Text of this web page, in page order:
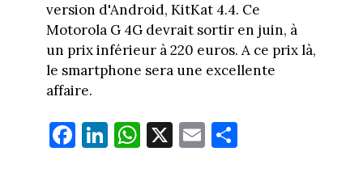
version d'Android, KitKat 4.4. Ce
Motorola G 4G devrait sortir en juin, à
un prix inférieur à 220 euros. A ce prix là,
le smartphone sera une excellente
affaire.
Fa
ce
Li
nk
W
ha
X E
m
Pa